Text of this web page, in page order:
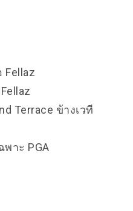
Fellaz
Terrace ข้างเวที
พาะ PGA